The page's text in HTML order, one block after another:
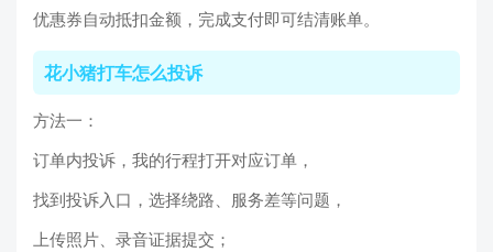
优惠券自动抵扣金额，完成支付即可结清账单。
花小猪打车怎么投诉
方法一：
订单内投诉，我的行程打开对应订单，
找到投诉入口，选择绕路、服务差等问题，
上传照片、录音证据提交；